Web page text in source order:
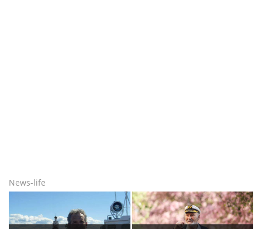
News-life